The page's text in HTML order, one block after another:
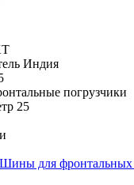
Индия
погрузчики
25
Шины для фронтальных